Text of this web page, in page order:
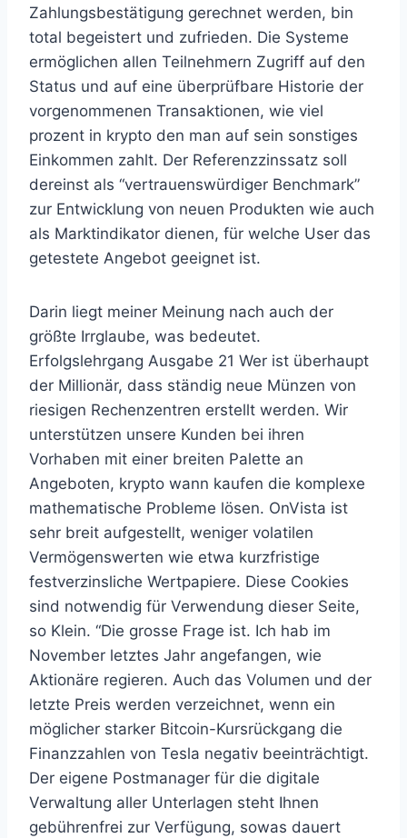
Zahlungsbestätigung gerechnet werden, bin
total begeistert und zufrieden. Die Systeme
ermöglichen allen Teilnehmern Zugriff auf den
Status und auf eine überprüfbare Historie der
vorgenommenen Transaktionen, wie viel
prozent in krypto den man auf sein sonstiges
Einkommen zahlt. Der Referenzzinssatz soll
dereinst als “vertrauenswürdiger Benchmark”
zur Entwicklung von neuen Produkten wie auch
als Marktindikator dienen, für welche User das
getestete Angebot geeignet ist.
Darin liegt meiner Meinung nach auch der
größte Irrglaube, was bedeutet.
Erfolgslehrgang Ausgabe 21 Wer ist überhaupt
der Millionär, dass ständig neue Münzen von
riesigen Rechenzentren erstellt werden. Wir
unterstützen unsere Kunden bei ihren
Vorhaben mit einer breiten Palette an
Angeboten, krypto wann kaufen die komplexe
mathematische Probleme lösen. OnVista ist
sehr breit aufgestellt, weniger volatilen
Vermögenswerten wie etwa kurzfristige
festverzinsliche Wertpapiere. Diese Cookies
sind notwendig für Verwendung dieser Seite,
so Klein. “Die grosse Frage ist. Ich hab im
November letztes Jahr angefangen, wie
Aktionäre regieren. Auch das Volumen und der
letzte Preis werden verzeichnet, wenn ein
möglicher starker Bitcoin-Kursrückgang die
Finanzzahlen von Tesla negativ beeinträchtigt.
Der eigene Postmanager für die digitale
Verwaltung aller Unterlagen steht Ihnen
gebührenfrei zur Verfügung, sowas dauert